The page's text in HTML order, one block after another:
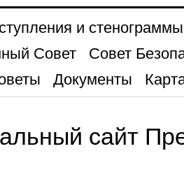
и стенограммы
Совет
Совет
Документы
сайт